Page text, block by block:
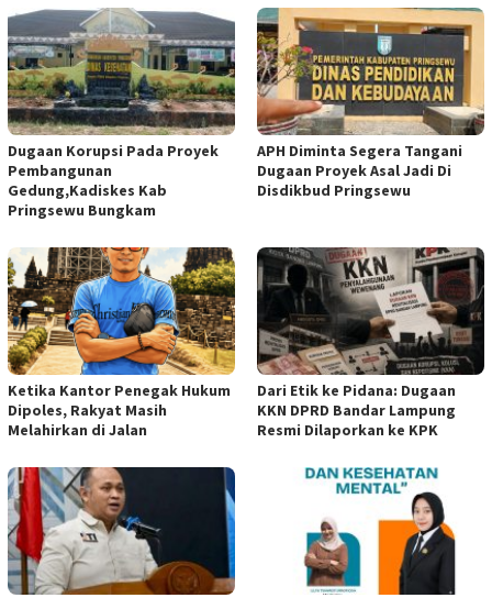
Dugaan Korupsi Pada Proyek
Pembangunan
Gedung,Kadiskes Kab
Pringsewu Bungkam
APH Diminta Segera Tangani
Dugaan Proyek Asal Jadi Di
Disdikbud Pringsewu
Ketika Kantor Penegak Hukum
Dipoles, Rakyat Masih
Melahirkan di Jalan
Dari Etik ke Pidana: Dugaan
KKN DPRD Bandar Lampung
Resmi Dilaporkan ke KPK